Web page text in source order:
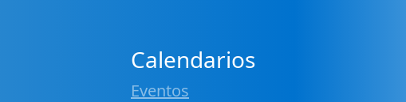
Calendarios
Eventos